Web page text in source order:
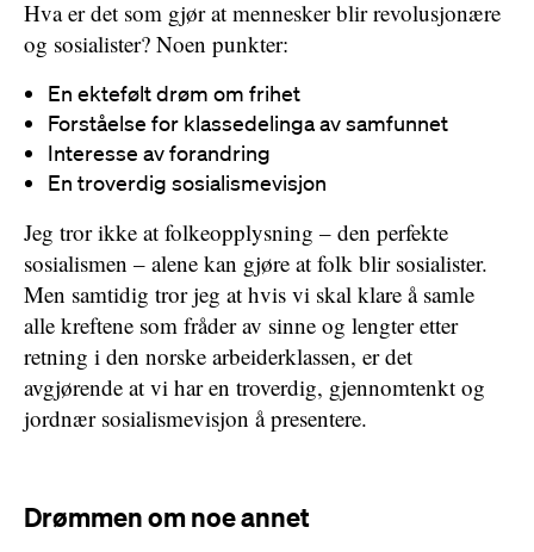
Hva er det som gjør at mennesker blir revolusjonære
og sosialister? Noen punkter:
En ektefølt drøm om frihet
Forståelse for klassedelinga av samfunnet
Interesse av forandring
En troverdig sosialismevisjon
Jeg tror ikke at folkeopplysning – den perfekte
sosialismen – alene kan gjøre at folk blir sosialister.
Men samtidig tror jeg at hvis vi skal klare å samle
alle kreftene som fråder av sinne og lengter etter
retning i den norske arbeiderklassen, er det
avgjørende at vi har en troverdig, gjennomtenkt og
jordnær sosialismevisjon å presentere.
Drømmen om noe annet